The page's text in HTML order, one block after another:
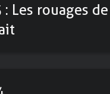
Les rouages